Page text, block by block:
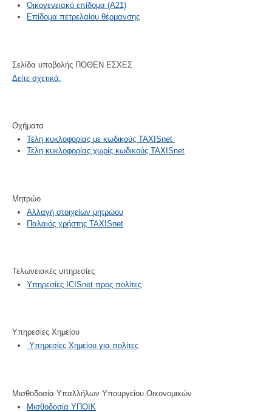
Οικογενειακό επίδομα (Α21)
Επίδομα πετρελαίου θέρμανσης
Σελίδα υποβολής ΠΟΘΕΝ ΕΣΧΕΣ
Δείτε σχετικά:
Οχήματα
Τέλη κυκλοφορίας με κωδικούς TAXISnet
Τέλη κυκλοφορίας χωρίς κωδικούς TAXISnet
Μητρώο
Αλλαγή στοιχείων μητρώου
Παλαιός χρήστης TAXISnet
Τελωνειακές υπηρεσίες
Υπηρεσίες ICISnet προς πολίτες
Υπηρεσίες Χημείου
Υπηρεσίες Χημείου για πολίτες
Μισθοδοσία Υπαλλήλων Υπουργείου Οικονομικών
Μισθοδοσία ΥΠΟΙΚ